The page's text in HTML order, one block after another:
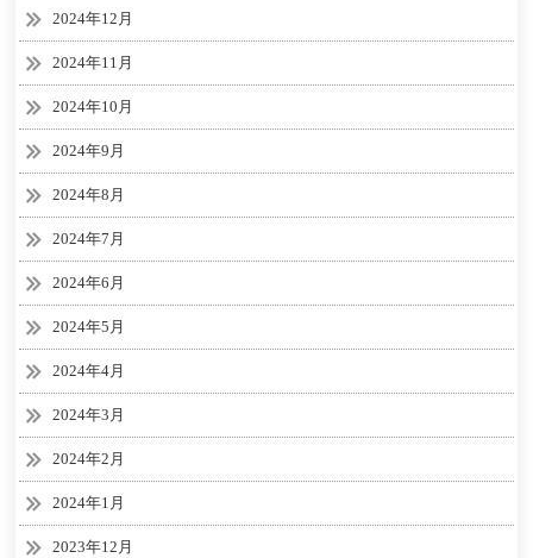
2024年12月
2024年11月
2024年10月
2024年9月
2024年8月
2024年7月
2024年6月
2024年5月
2024年4月
2024年3月
2024年2月
2024年1月
2023年12月